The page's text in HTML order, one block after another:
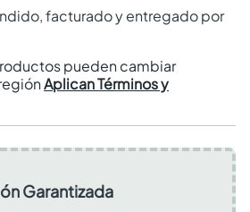
facturado y entregado por
pueden cambiar
Aplican Términos y
Garantizada